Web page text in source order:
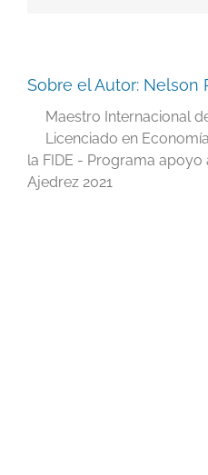
Sobre el Autor: Nelson
Maestro Internacional
Licenciado en
la FIDE - Programa
Ajedrez 2021